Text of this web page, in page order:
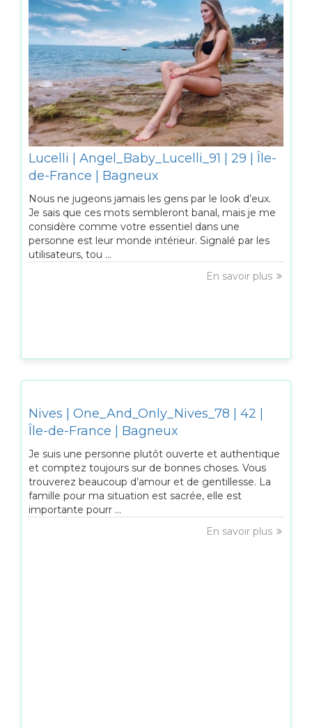
Lucelli | Angel_Baby_Lucelli_91 | 29 | Île-
de-France | Bagneux
Nous ne jugeons jamais les gens par le look d’eux.
Je sais que ces mots sembleront banal, mais je me
considère comme votre essentiel dans une
personne est leur monde intérieur. Signalé par les
utilisateurs, tou ...
En savoir plus
Nives | One_And_Only_Nives_78 | 42 |
Île-de-France | Bagneux
Je suis une personne plutôt ouverte et authentique
et comptez toujours sur de bonnes choses. Vous
trouverez beaucoup d’amour et de gentillesse. La
famille pour ma situation est sacrée, elle est
importante pourr ...
En savoir plus